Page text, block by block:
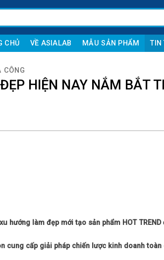
CHỦ VỀ ASIALAB MẪU SẢN PHẨM TIN
CÔNG
HIỆN NAY NẮM BẮT
hướng làm đẹp mới tạo sản phẩm HOT TREND
cung cấp giải pháp chiến lược kinh doanh